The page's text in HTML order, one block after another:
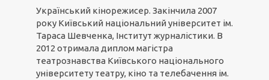
Український кінорежисер. Закінчила 2007
року Київський національний університет ім.
Тараса Шевченка, Інститут журналістики. В
2012 отримала диплом магістра
театрознавства Київського національного
університету театру, кіно та телебачення ім.